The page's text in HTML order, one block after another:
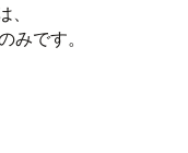
みです。